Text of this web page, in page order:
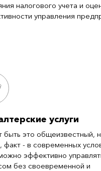
налогового учета и
управления
услуги
это общеизвестный,
факт - в современных
эффективно
без своевременной и